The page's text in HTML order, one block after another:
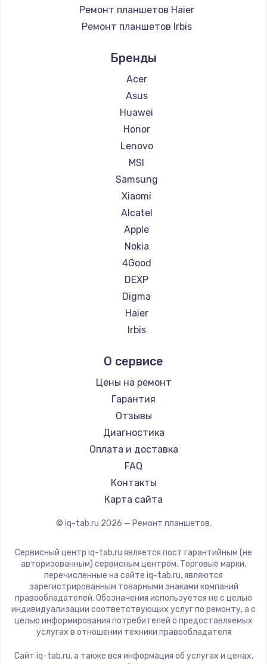
Ремонт планшетов Haier
Ремонт планшетов Irbis
Ремонт планшетов Microsoft
Ремонт планшетов BlackView
Ремонт планшетов Amazon
Ремонт планшетов Aquarius
Ремонт планшетов Philips
Ремонт планшетов Dell
Ремонт планшетов HP
Ремонт планшетов Getac
Ремонт планшетов ZTE
Ремонт планшетов Google
Ремонт планшетов Navitel
Ремонт планшетов Teclast
Ремонт планшетов CHUWI
Бренды
Acer
Asus
Huawei
Honor
Lenovo
MSI
Samsung
Xiaomi
Alcatel
Apple
Nokia
4Good
DEXP
Digma
Haier
Irbis
Microsoft
BlackView
Amazon
Aquarius
Philips
Dell
HP
Getac
ZTE
CHUWI
О сервисе
Цены на ремонт
Гарантия
Отзывы
Диагностика
Оплата и доставка
FAQ
Контакты
Карта сайта
© iq-tab.ru 2026 — Ремонт планшетов.
Сервисный центр iq-tab.ru является пост гарантийным (не
авторизованным) сервисным центром. Торговые марки,
перечисленные на сайте iq-tab.ru, являются
зарегистрированным товарными знаками компаний
правообладателей. Обозначения используется не с целью
индивидуализации соответствующих услуг по ремонту, а с
целью информирования потребителей о предоставляемых
услугах в отношении техники правообладателя
Сайт iq-tab.ru, а также вся информация об услугах и ценах,